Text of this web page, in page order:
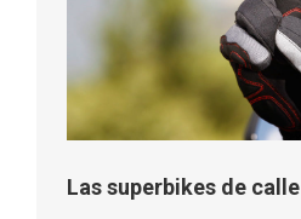
Las superbikes de calle